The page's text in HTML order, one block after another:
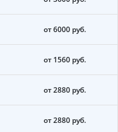
от 6000 руб.
от 1560 руб.
от 2880 руб.
от 2880 руб.